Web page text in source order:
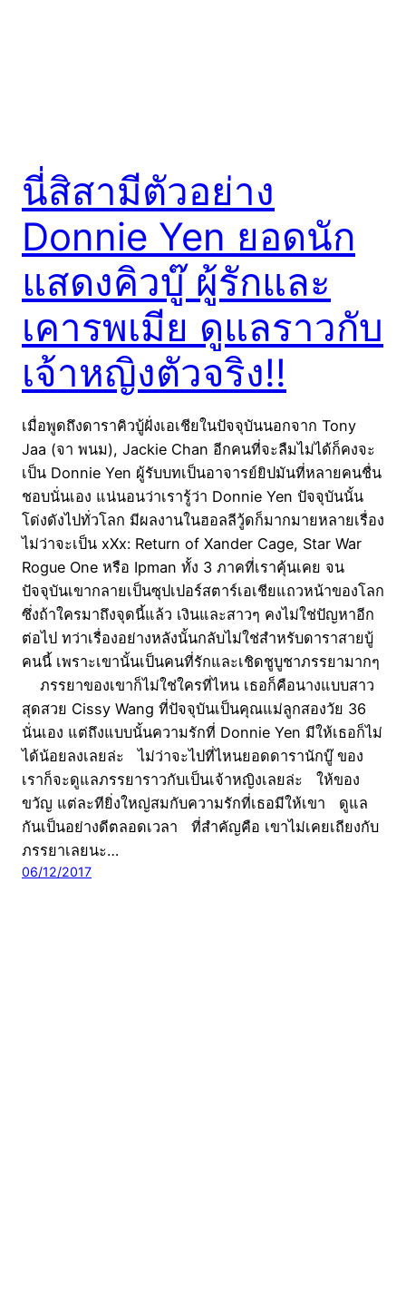
นี่สิสามีตัวอย่าง
Donnie Yen ยอดนัก
แสดงคิวบู๊ ผู้รักและ
เคารพเมีย ดูแลราวกับ
เจ้าหญิงตัวจริง!!
เมื่อพูดถึงดาราคิวบู้ฝั่งเอเชียในปัจจุบันนอกจาก Tony
Jaa (จา พนม), Jackie Chan อีกคนที่จะลืมไม่ได้ก็คงจะ
เป็น Donnie Yen ผู้รับบทเป็นอาจารย์ยิปมันที่หลายคนชื่น
ชอบนั่นเอง แน่นอนว่าเรารู้ว่า Donnie Yen ปัจจุบันนั้น
โด่งดังไปทั่วโลก มีผลงานในฮอลลีวู้ดก็มากมายหลายเรื่อง
ไม่ว่าจะเป็น xXx: Return of Xander Cage, Star War
Rogue One หรือ Ipman ทั้ง 3 ภาคที่เราคุ้นเคย จน
ปัจจุบันเขากลายเป็นซุปเปอร์สตาร์เอเชียแถวหน้าของโลก
ซึ่งถ้าใครมาถึงจุดนี้แล้ว เงินและสาวๆ คงไม่ใช่ปัญหาอีก
ต่อไป ทว่าเรื่องอย่างหลังนั้นกลับไม่ใช่สำหรับดาราสายบู้
คนนี้ เพราะเขานั้นเป็นคนที่รักและเชิดชูบูชาภรรยามากๆ
ภรรยาของเขาก็ไม่ใช่ใครที่ไหน เธอก็คือนางแบบสาว
สุดสวย Cissy Wang ที่ปัจจุบันเป็นคุณแม่ลูกสองวัย 36
นั่นเอง แต่ถึงแบบนั้นความรักที่ Donnie Yen มีให้เธอก็ไม่
ได้น้อยลงเลยล่ะ ไม่ว่าจะไปที่ไหนยอดดารานักบู๊ ของ
เราก็จะดูแลภรรยาราวกับเป็นเจ้าหญิงเลยล่ะ ให้ของ
ขวัญ แต่ละทียิ่งใหญ่สมกับความรักที่เธอมีให้เขา ดูแล
กันเป็นอย่างดีตลอดเวลา ที่สำคัญคือ เขาไม่เคยเถียงกับ
ภรรยาเลยนะ…
06/12/2017